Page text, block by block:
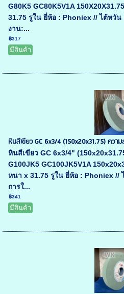
G80K5 GC80K5V1A
31.75 รูใน ยี่ห้อ : Phoniex // ไต้หวัน
งาน:...
฿317
มีสินค้า
หินสีเขียว GC 6x3/4 (150x20x31.75) ความ
หินสีเขียว GC 6x3/4"
G100JK5 GC100JK5V1A
หนา x 31.75 รูใน ยี่ห้อ : Phoniex //
การใ...
฿341
มีสินค้า